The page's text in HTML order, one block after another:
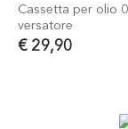
Cassetta per olio
versatore
€ 29,90